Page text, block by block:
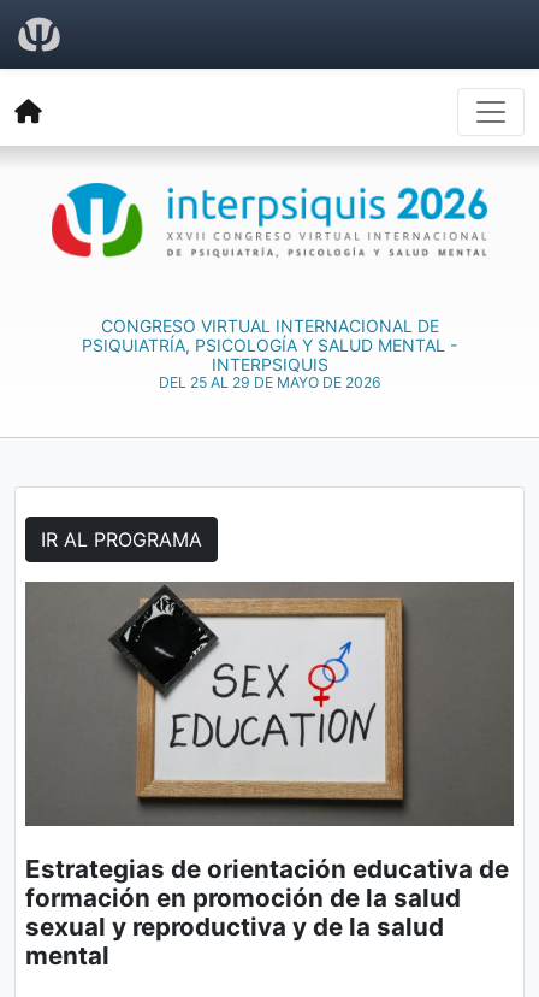
CONGRESO VIRTUAL INTERNACIONAL DE
PSIQUIATRÍA, PSICOLOGÍA Y SALUD MENTAL -
INTERPSIQUIS
DEL 25 AL 29 DE MAYO DE 2026
IR AL PROGRAMA
Estrategias de orientación educativa de
formación en promoción de la salud
sexual y reproductiva y de la salud
mental